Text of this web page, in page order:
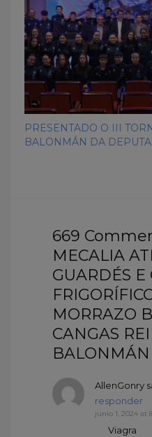
PRESENTADO O III
BALONMÁN DA
669
MECALIA
GUARDÉS E
MORRAZO
CANGAS
BALONMÁN
AllenGonry
responder
junio 1, 2024 at
Viagra